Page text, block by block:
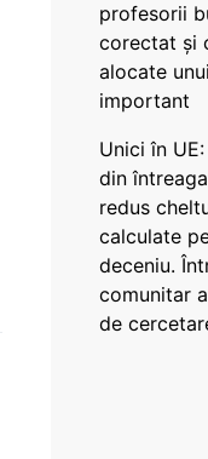
profesorii
corectat și
alocate
important
Unici în
din
redus
calculate
deceniu.
comunitar
de